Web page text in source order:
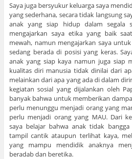
Saya juga bersyukur keluarga saya
yang sederhana, secara tidak langsung
anak yang siap hidup dalam segala
mengajarkan saya etika yang baik
mewah, namun mengajarkan saya
sedang berada di posisi yang keras.
anak yang siap kaya namun juga siap
kualitas diri manusia tidak dinilai dari
melainkan dari apa yang ada di dalam
kegiatan sosial yang dijalankan oleh
banyak bahwa untuk memberikan
perlu menunggu menjadi orang yang
perlu menjadi orang yang MAU. Dari
saya belajar bahwa anak tidak
tampil cantik ataupun terlihat kaya,
yang mampu mendidik anaknya
beradab dan beretika.